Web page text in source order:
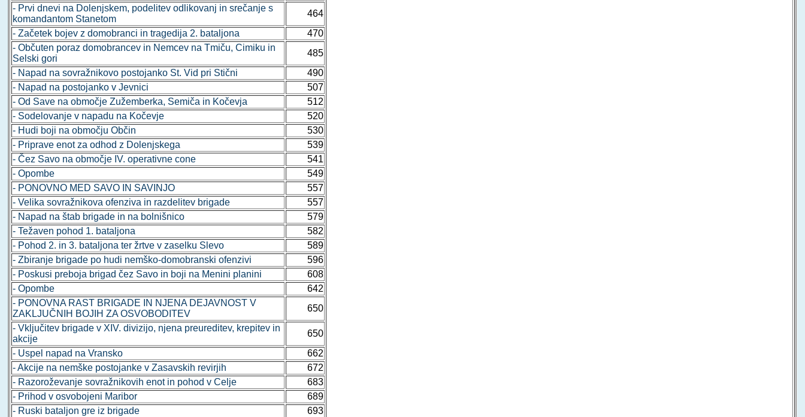
- Prvi dnevi na Dolenjskem, podelitev odlikovanj in srečanje s
komandantom Stanetom
464
- Začetek bojev z domobranci in tragedija 2. bataljona
470
- Občuten poraz domobrancev in Nemcev na Tmiču, Cimiku in
Selski gori
485
- Napad na sovražnikovo postojanko St. Vid pri Stični
490
- Napad na postojanko v Jevnici
507
- Od Save na območje Zužemberka, Semiča in Kočevja
512
- Sodelovanje v napadu na Kočevje
520
- Hudi boji na območju Občin
530
- Priprave enot za odhod z Dolenjskega
539
- Čez Savo na območje IV. operativne cone
541
- Opombe
549
- PONOVNO MED SAVO IN SAVINJO
557
- Velika sovražnikova ofenziva in razdelitev brigade
557
- Napad na štab brigade in na bolnišnico
579
- Težaven pohod 1. bataljona
582
- Pohod 2. in 3. bataljona ter žrtve v zaselku Slevo
589
- Zbiranje brigade po hudi nemško-domobranski ofenzivi
596
- Poskusi preboja brigad čez Savo in boji na Menini planini
608
- Opombe
642
- PONOVNA RAST BRIGADE IN NJENA DEJAVNOST V
ZAKLJUČNIH BOJIH ZA OSVOBODITEV
650
- Vključitev brigade v XIV. divizijo, njena preureditev, krepitev in
akcije
650
- Uspel napad na Vransko
662
- Akcije na nemške postojanke v Zasavskih revirjih
672
- Razoroževanje sovražnikovih enot in pohod v Celje
683
- Prihod v osvobojeni Maribor
689
- Ruski bataljon gre iz brigade
693